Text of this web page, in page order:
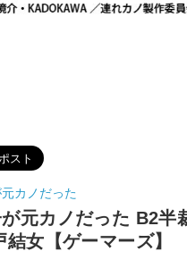
カノだった
元カノだった B2半
結女【ゲーマーズ】